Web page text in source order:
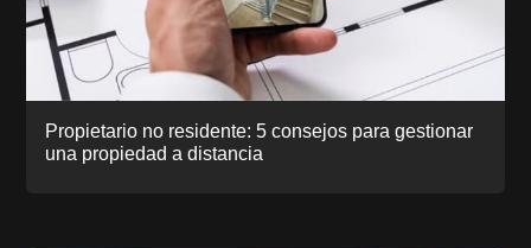
Propietario no residente: 5 consejos para gestionar
una propiedad a distancia